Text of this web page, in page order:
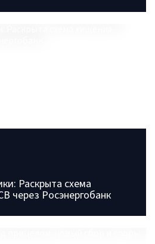
Раскрыта схема
через Росэнергобанк